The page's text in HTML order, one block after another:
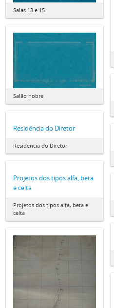
Salas 13 e 15
Salão nobre
Residência do Diretor
Residência do Diretor
Projetos dos tipos alfa, beta
e celta
Projetos dos tipos alfa, beta e
celta